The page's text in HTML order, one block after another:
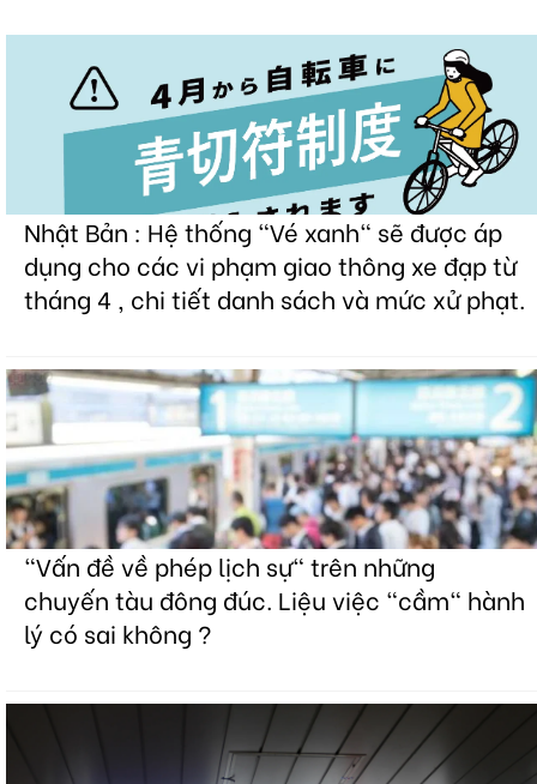
Nhật Bản : Hệ thống "Vé xanh" sẽ được áp
dụng cho các vi phạm giao thông xe đạp từ
tháng 4 , chi tiết danh sách và mức xử phạt.
"Vấn đề về phép lịch sự" trên những
chuyến tàu đông đúc. Liệu việc "cầm" hành
lý có sai không ?